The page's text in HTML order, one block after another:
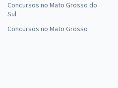
Concursos no Mato Grosso do
Sul
Concursos no Mato Grosso